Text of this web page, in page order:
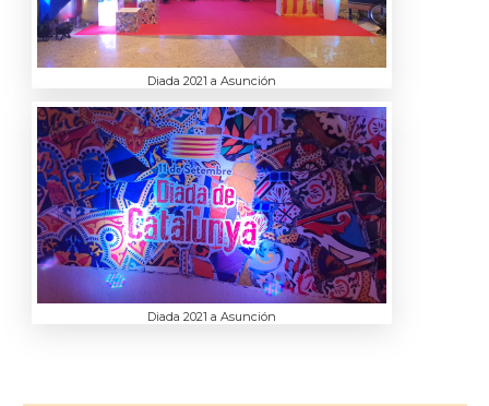
Diada 2021 a Asunción
Diada 2021 a Asunción